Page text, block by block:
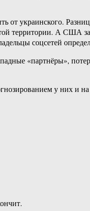
украинского.
территории. А США
соцсетей
«партнёры»,
у них и